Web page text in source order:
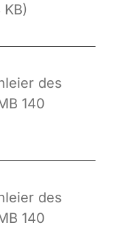
des
140
des
140